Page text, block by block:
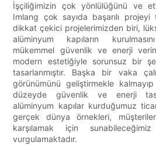
İşçiliğimizin çok yönlülüğünü ve
Imlang çok sayıda başarılı projeyi
dikkat çekici projelerimizden biri,
alüminyum kapıların
mükemmel güvenlik ve enerji
modern estetiğiyle sorunsuz bir
tasarlanmıştır. Başka bir vaka
görünümünü geliştirmekle
düzeyde güvenlik ve enerji
alüminyum kapılar kurduğumuz
gerçek dünya örnekleri,
karşılamak için
vurgulamaktadır.